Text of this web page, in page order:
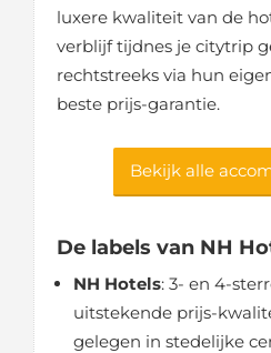
luxere kwaliteit van de
verblijf tijdnes je citytrip
rechtstreeks via hun
beste prijs-garantie.
Bekijk alle
De labels van NH
NH Hotels: 3- en 4-
uitstekende prijs-
gelegen in stedelijke